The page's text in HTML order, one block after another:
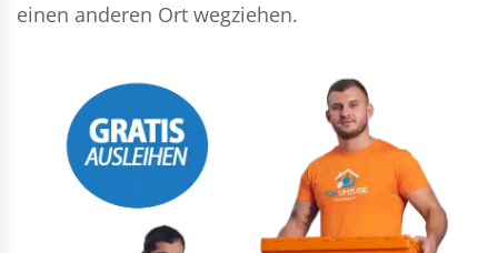
einen anderen Ort wegziehen.